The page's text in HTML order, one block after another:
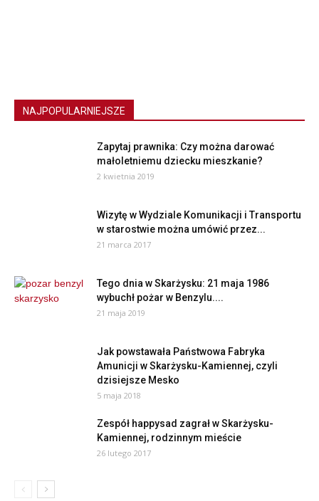
NAJPOPULARNIEJSZE
Zapytaj prawnika: Czy można darować
małoletniemu dziecku mieszkanie?
2 kwietnia 2019
Wizytę w Wydziale Komunikacji i Transportu
w starostwie można umówić przez...
21 marca 2017
Tego dnia w Skarżysku: 21 maja 1986
wybuchł pożar w Benzylu....
21 maja 2019
Jak powstawała Państwowa Fabryka
Amunicji w Skarżysku-Kamiennej, czyli
dzisiejsze Mesko
5 maja 2018
Zespół happysad zagrał w Skarżysku-
Kamiennej, rodzinnym mieście
26 lutego 2017